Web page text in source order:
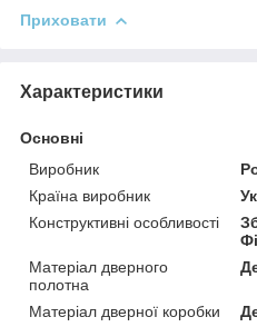
Приховати
Характеристики
Основні
Виробник
Країна виробник
Конструктивні особливості
Матеріал дверного
полотна
Матеріал дверної коробки